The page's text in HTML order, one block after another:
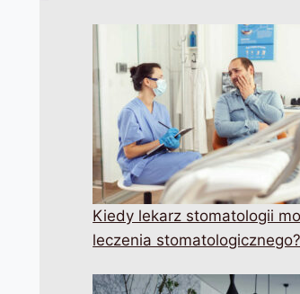
Kiedy lekarz stomatologii
leczenia stomatologicznego?